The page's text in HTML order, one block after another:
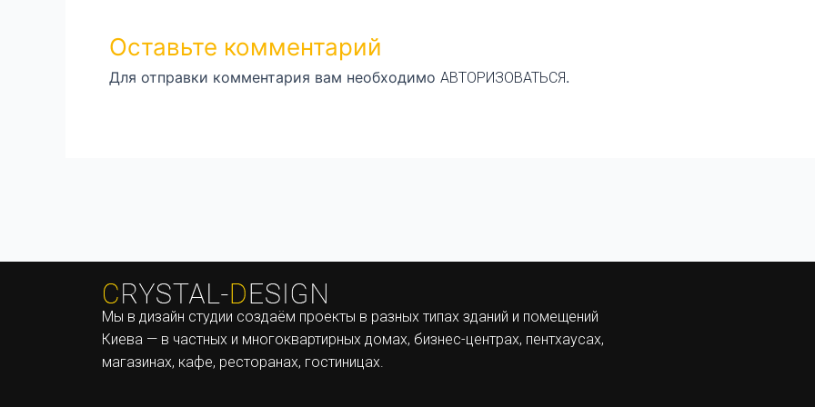
Оставьте комментарий
Для отправки комментария вам необходимо АВТОРИЗОВАТЬСЯ.
Мы в дизайн студии создаём проекты в разных типах зданий и помещений
Киева — в частных и многоквартирных домах, бизнес-центрах, пентхаусах,
магазинах, кафе, ресторанах, гостиницах.